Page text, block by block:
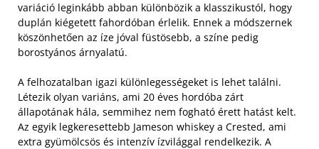
variáció leginkább abban különbözik a klasszikustól, hogy
duplán kiégetett fahordóban érlelik. Ennek a módszernek
köszönhetően az íze jóval füstösebb, a színe pedig
borostyános árnyalatú.
A felhozatalban igazi különlegességeket is lehet találni.
Létezik olyan variáns, ami 20 éves hordóba zárt
állapotának hála, semmihez nem fogható érett hatást kelt.
Az egyik legkeresettebb Jameson whiskey a Crested, ami
extra gyümölcsös és intenzív ízvilággal rendelkezik. A